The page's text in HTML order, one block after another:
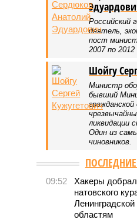
Российский
деятель,
пост
2007 по 2012
Шойгу
Министр
бывший
гражданской
ликвидации
Один из
чиновников.
09:52
Хакеры
натовского
областям